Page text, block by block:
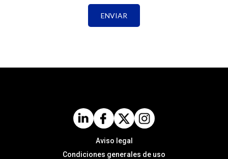
Aviso legal
Condiciones generales de uso